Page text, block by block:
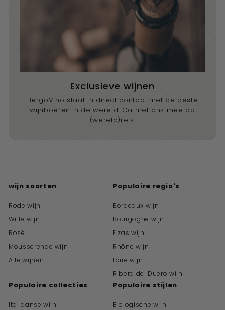
Exclusieve wijnen
BergoVino staat in direct contact met de beste
wijnboeren in de wereld. Ga met ons mee op
(wereld)reis.
wijn soorten
Rode wijn
Witte wijn
Rosé
Mousserende wijn
Alle wijnen
Populaire regio's
Bordeaux wijn
Bourgogne wijn
Elzas wijn
Rhône wijn
Loire wijn
Ribera del Duero wijn
Populaire collecties
Italiaanse wijn
Populaire stijlen
Biologische wijn